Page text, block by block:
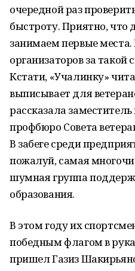
очередной раз
быстроту. Приятно, что
занимаем первые
организаторов за
Кстати, «Учалинку»
выписывает для
рассказала
профбюро Совета
В забеге среди
пожалуй, самая
шумная группа
образования.
В этом году их
победным флагом в
пришел Газиз